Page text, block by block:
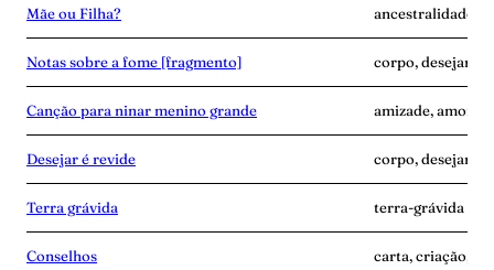
Mãe ou Filha? ancestralidade,
Notas sobre a fome [fragmento] corpo, desejar-é-
Canção para ninar menino grande amizade, amor,
Desejar é revide corpo, desejar-
Terra grávida terra-grávida
Conselhos carta, criação,